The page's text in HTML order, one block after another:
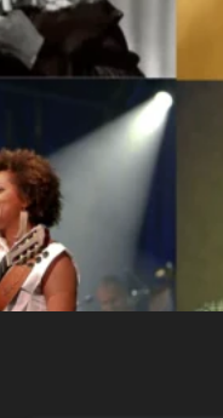
cantores portugueses que
ainda tinham muito para